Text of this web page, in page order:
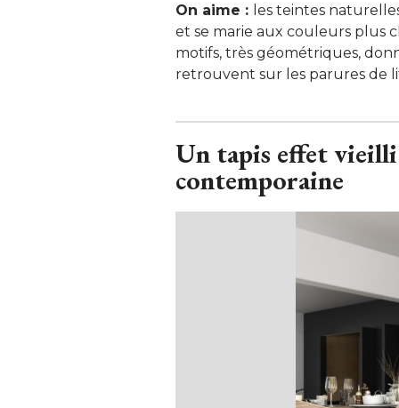
On aime : les teintes
et se marie aux couleurs plus
motifs, très géométriques,
retrouvent sur les parures de
Un tapis effet vieilli
contemporaine